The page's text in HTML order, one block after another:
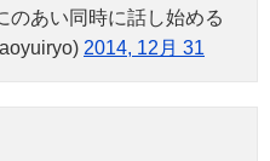
のあい同時に話し始める
2014, 12月 31